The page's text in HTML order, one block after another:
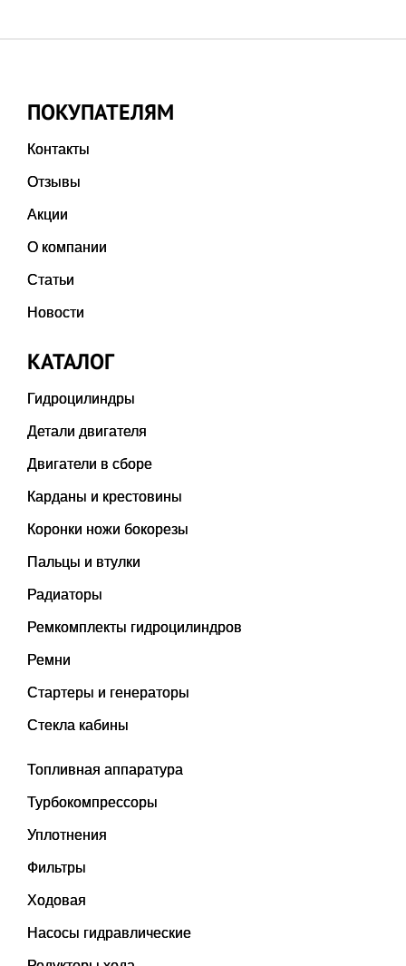
ПОКУПАТЕЛЯМ
Контакты
Отзывы
Акции
О компании
Статьи
Новости
КАТАЛОГ
Гидроцилиндры
Детали двигателя
Двигатели в сборе
Карданы и крестовины
Коронки ножи бокорезы
Пальцы и втулки
Радиаторы
Ремкомплекты гидроцилиндров
Ремни
Стартеры и генераторы
Стекла кабины
Топливная аппаратура
Турбокомпрессоры
Уплотнения
Фильтры
Ходовая
Насосы гидравлические